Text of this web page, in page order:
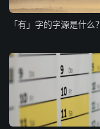
「有」字的字源是什么？